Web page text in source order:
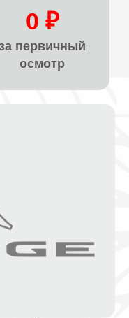
0 ₽
первичный
осмотр